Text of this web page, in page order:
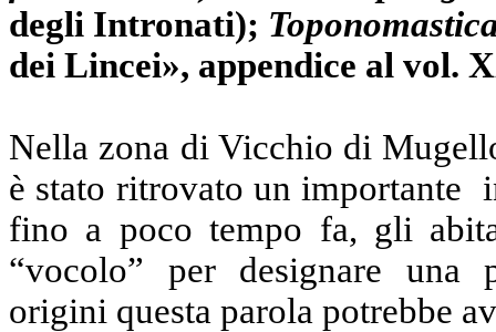
degli Intronati);
dei Lincei», appendice al vol.
Nella zona di Vicchio di
è stato ritrovato un importante
fino a poco tempo fa, gli
“vocolo” per designare una
origini questa parola potrebbe